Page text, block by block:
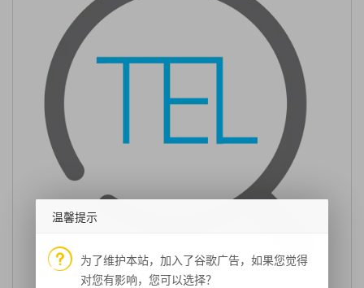
温馨提示
为了维护本站，加入了谷歌广告，如果您觉得
对您有影响，您可以选择？